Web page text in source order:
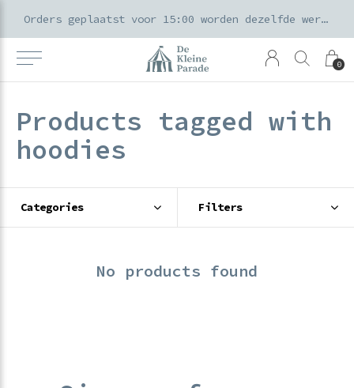
0
Orders geplaatst voor 15:00 worden dezelfde werkdag verzonden
Products tagged with
hoodies
Categories Filters
No products found